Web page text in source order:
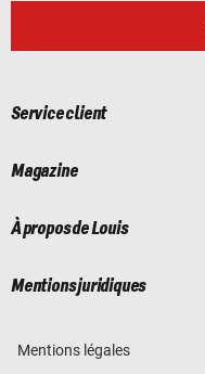
Service client
Magazine
À propos de Louis
Mentions juridiques
Mentions légales